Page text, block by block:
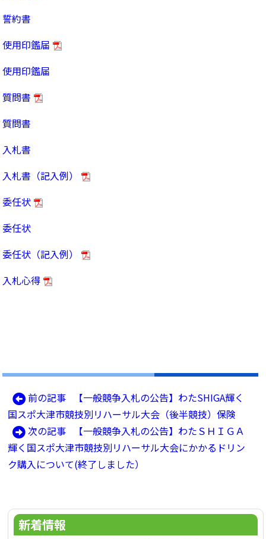
誓約書
使用印鑑届
使用印鑑届
質問書
質問書
入札書
入札書（記入例）
委任状
委任状
委任状（記入例）
入札心得
投
稿
ナ
ビ
シ
前の記事
前
の
記
事:
【一般競争入札の公告】わたSHIGA輝く
国スポ大津市競技別リハーサル大会（後半競技）保険
次の記事
次
の
記
【一般競争入札の公告】わたＳＨＩＧＡ
輝く国スポ大津市競技別リハーサル大会にかかるドリン
ク購入について(終了しました）
新着情報